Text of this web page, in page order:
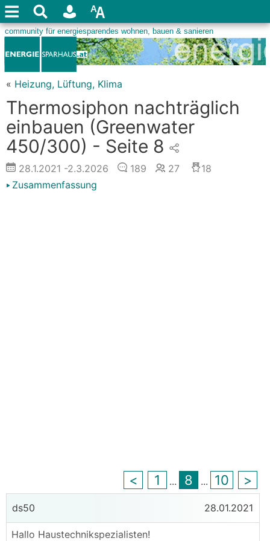
« Heizung, Lüftung, Klima
Thermosiphon nachträglich
einbauen (Greenwater
450/300) - Seite 8
28.1.2021 -2.3.2026 189 27
18
Zusammenfassung
< 1 ... 8 ... 10 >
ds50 28.01.2021
Hallo Haustechnikspezialisten!